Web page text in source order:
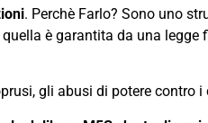
. Perchè Farlo? Sono uno
è garantita da una
gli abusi di potere contro i